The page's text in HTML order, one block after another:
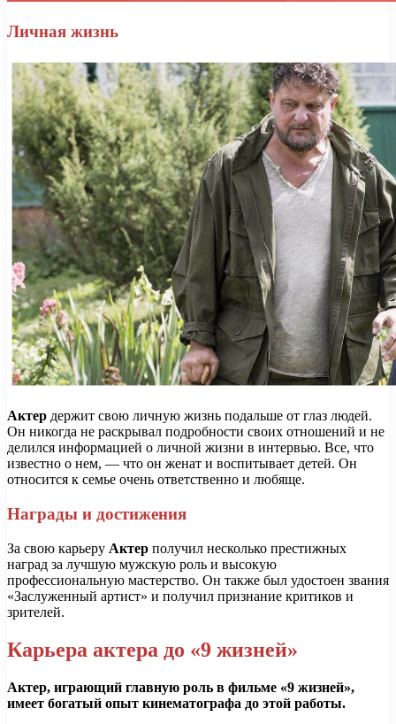
Личная жизнь
Актер держит свою личную жизнь подальше от глаз людей.
Он никогда не раскрывал подробности своих отношений и не
делился информацией о личной жизни в интервью. Все, что
известно о нем, — что он женат и воспитывает детей. Он
относится к семье очень ответственно и любяще.
Награды и достижения
За свою карьеру Актер получил несколько престижных
наград за лучшую мужскую роль и высокую
профессиональную мастерство. Он также был удостоен звания
«Заслуженный артист» и получил признание критиков и
зрителей.
Карьера актера до «9 жизней»
Актер, играющий главную роль в фильме «9 жизней»,
имеет богатый опыт кинематографа до этой работы.